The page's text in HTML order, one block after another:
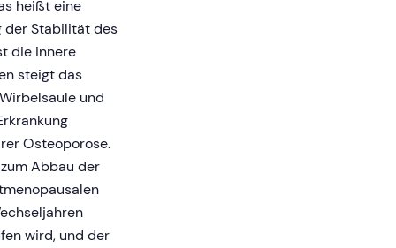
heißt eine
der Stabilität des
die innere
steigt das
und
Osteoporose.
Abbau der
wird, und der